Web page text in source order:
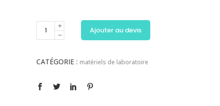
Ajouter au devis
CATÉGORIE : matériels de laboratoire